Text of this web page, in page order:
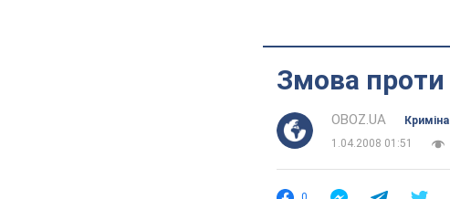
Змова проти
OBOZ.UA
1.04.2008 01:51